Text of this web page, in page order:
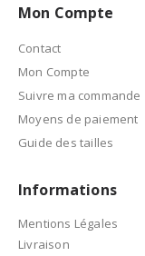
Mon Compte
Contact
Mon Compte
Suivre ma commande
Moyens de paiement
Guide des tailles
Informations
Mentions Légales
Livraison